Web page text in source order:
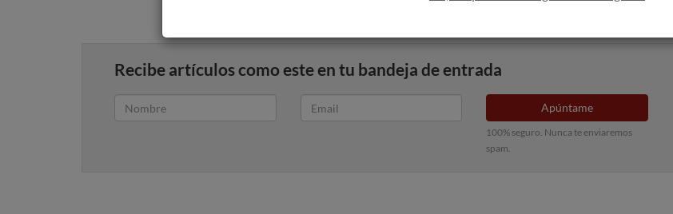
Recibe artículos como este en tu bandeja de entrada
Apúntame
100% seguro. Nunca te enviaremos
spam.